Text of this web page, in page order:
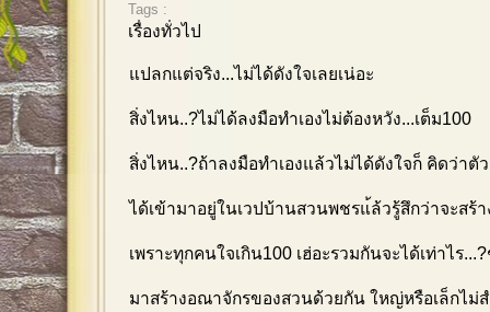
Tags :
เรื่องทั่วไป
แปลกแต่จริง...ไม่ได้ดังใจเลยเน่อะ
สิ่งไหน..?ไม่ได้ลงมือทำเองไม่ต้องหวัง...เต็ม100
สิ่งไหน..?ถ้าลงมือทำเองแล้วไม่ได้ดังใจก็ คิดว่าตัว
ได้เข้ามาอยู่ในเวปบ้านสวนพชรแ้ล้วรู้สึกว่าจะสร้
เพราะทุกคนใจเกิน100 เฮ่อะรวมกันจะได้เท่าไร
มาสร้างอณาจักรของสวนด้วยกัน ใหญ่หรือเล็กไม่